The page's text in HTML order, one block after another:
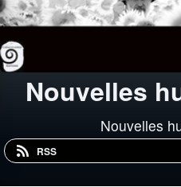
Nouvelles
Nouvelles
RSS